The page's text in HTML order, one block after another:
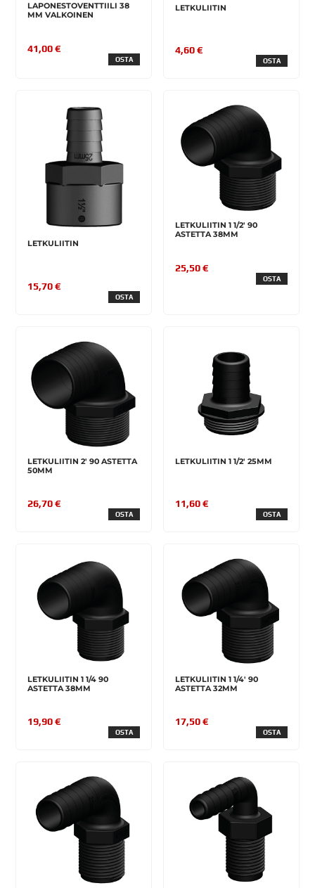
LAPONESTOVENTTIILI 38
MM VALKOINEN
41,00 €
OSTA
LETKULIITIN
4,60 €
OSTA
LETKULIITIN
15,70 €
OSTA
LETKULIITIN 1 1/2' 90
ASTETTA 38MM
25,50 €
OSTA
LETKULIITIN 2' 90 ASTETTA
50MM
26,70 €
OSTA
LETKULIITIN 1 1/2' 25MM
11,60 €
OSTA
LETKULIITIN 1 1/4 90
ASTETTA 38MM
19,90 €
OSTA
LETKULIITIN 1 1/4' 90
ASTETTA 32MM
17,50 €
OSTA